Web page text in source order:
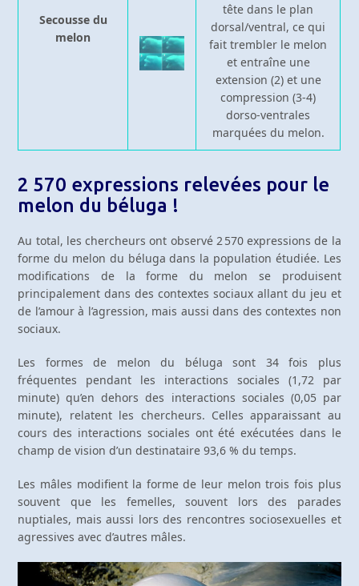
Secousse du
melon
tête dans le plan
dorsal/ventral, ce qui
fait trembler le melon
et entraîne une
extension (2) et une
compression (3-4)
dorso-ventrales
marquées du melon.
2 570 expressions relevées pour le
melon du béluga !
Au total, les chercheurs ont observé 2 570 expressions de la
forme du melon du béluga dans la population étudiée. Les
modifications de la forme du melon se produisent
principalement dans des contextes sociaux allant du jeu et
de l’amour à l’agression, mais aussi dans des contextes non
sociaux.
Les formes de melon du béluga sont 34 fois plus
fréquentes pendant les interactions sociales (1,72 par
minute) qu’en dehors des interactions sociales (0,05 par
minute), relatent les chercheurs. Celles apparaissant au
cours des interactions sociales ont été exécutées dans le
champ de vision d’un destinataire 93,6 % du temps.
Les mâles modifient la forme de leur melon trois fois plus
souvent que les femelles, souvent lors des parades
nuptiales, mais aussi lors des rencontres sociosexuelles et
agressives avec d’autres mâles.